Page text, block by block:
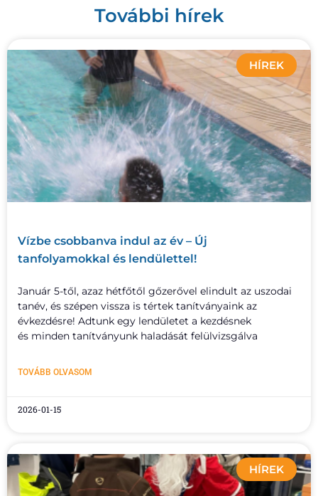
További hírek
HÍREK
Vízbe csobbanva indul az év – Új
tanfolyamokkal és lendülettel!
Január 5-től, azaz hétfőtől gőzerővel elindult az uszodai
tanév, és szépen vissza is tértek tanítványaink az
évkezdésre! Adtunk egy lendületet a kezdésnek
és minden tanítványunk haladását felülvizsgálva
TOVÁBB OLVASOM
2026-01-15
HÍREK